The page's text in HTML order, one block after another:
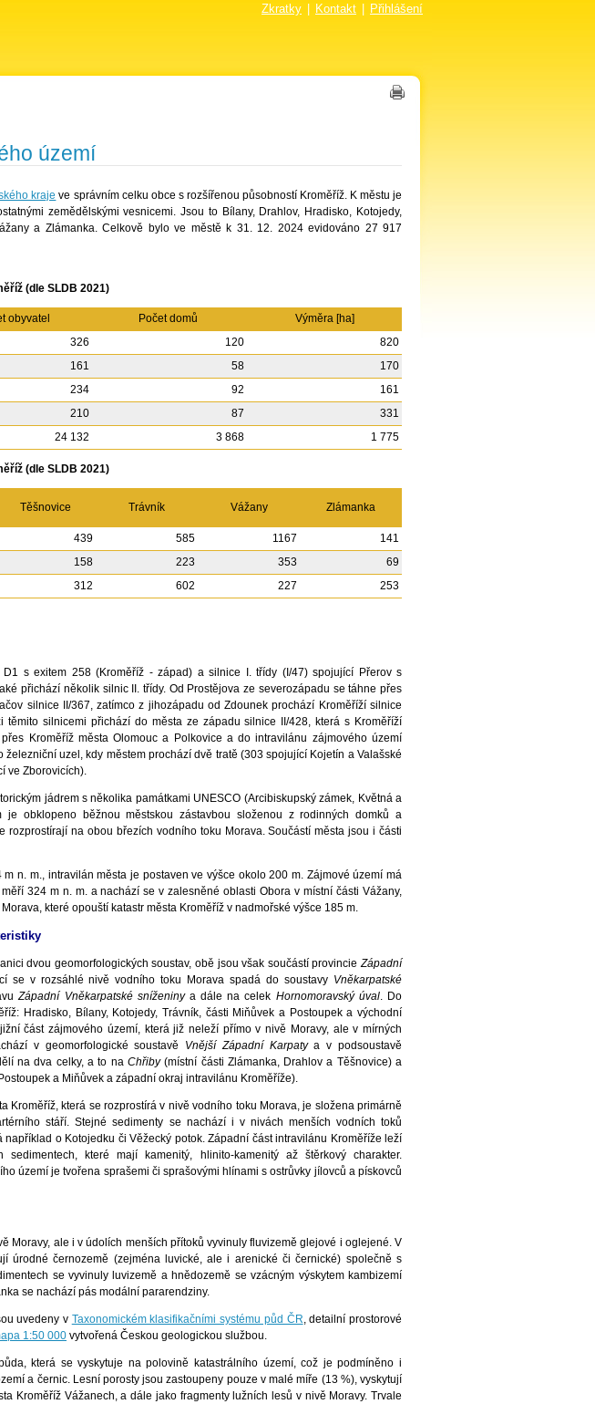
Zkratky Kontakt Přihlášení
území
kraje ve správním celku obce s rozšířenou působností Kroměříž. K městu je
zemědělskými vesnicemi. Jsou to Bílany, Drahlov, Hradisko, Kotojedy,
a Zlámanka. Celkově bylo ve městě k 31. 12. 2024 evidováno 27 917
(dle SLDB 2021)
obyvatel Počet domů
Výměra [ha]
326 120
820
161 58
170
234 92
161
210 87
331
24 132 3 868 1 775
(dle SLDB 2021)
Těšnovice Trávník Vážany Zlámanka
439 585 1167
141
158 223 353
69
312 602 227 253
s exitem 258 (Kroměříž - západ) a silnice I. třídy (I/47) spojující Přerov s
přichází několik silnic II. třídy. Od Prostějova ze severozápadu se táhne přes
silnice II/367, zatímco z jihozápadu od Zdounek prochází Kroměříží silnice
těmito silnicemi přichází do města ze západu silnice II/428, která s Kroměříží
Kroměříž města Olomouc a Polkovice a do intravilánu zájmového území
uzel, kdy městem prochází dvě tratě (303 spojující Kojetín a Valašské
ve Zborovicích).
jádrem s několika památkami UNESCO (Arcibiskupský zámek, Květná a
je obklopeno běžnou městskou zástavbou složenou z rodinných domků a
rozprostírají na obou březích vodního toku Morava. Součástí města jsou i části
n. m., intravilán města je postaven ve výšce okolo 200 m. Zájmové území má
324 m n. m. a nachází se v zalesněné oblasti Obora v místní části Vážany,
které opouští katastr města Kroměříž v nadmořské výšce 185 m.
dvou geomorfologických soustav, obě jsou však součástí provincie Západní
se v rozsáhlé nivě vodního toku Morava spadá do soustavy Vněkarpatské
Západní Vněkarpatské sníženinya dále na celek Hornomoravský úval. Do
Hradisko, Bílany, Kotojedy, Trávník, části Miňůvek a Postoupek a východní
část zájmového území, která již neleží přímo v nivě Moravy, ale v mírných
v geomorfologické soustavě Vnější Západní Karpatya v podsoustavě
na dva celky, a to na Chřiby(místní části Zlámanka, Drahlov a Těšnovice) a
a Miňůvek a západní okraj intravilánu Kroměříže).
Kroměříž, která se rozprostírá v nivě vodního toku Morava, je složena primárně
stáří. Stejné sedimenty se nachází i v nivách menších vodních toků
o Kotojedku či Věžecký potok. Západní část intravilánu Kroměříže leží
které mají kamenitý, hlinito-kamenitý až štěrkový charakter.
území je tvořena sprašemi či sprašovými hlínami s ostrůvky jílovců a pískovců
Moravy, ale i v údolích menších přítoků vyvinuly fluvizemě glejové i oglejené. V
úrodné černozemě (zejména luvické, ale i arenické či černické) společně s
se vyvinuly luvizemě a hnědozemě se vzácným výskytem kambizemí
se nachází pás modální pararendziny.
uvedeny v Taxonomickém klasifikačními systému půd ČR, detailní prostorové
1:50 000 vytvořená Českou geologickou službou.
která se vyskytuje na polovině katastrálního území, což je podmíněno i
a černic. Lesní porosty jsou zastoupeny pouze v malé míře (13 %), vyskytují
Kroměříž Vážanech, a dále jako fragmenty lužních lesů v nivě Moravy. Trvale